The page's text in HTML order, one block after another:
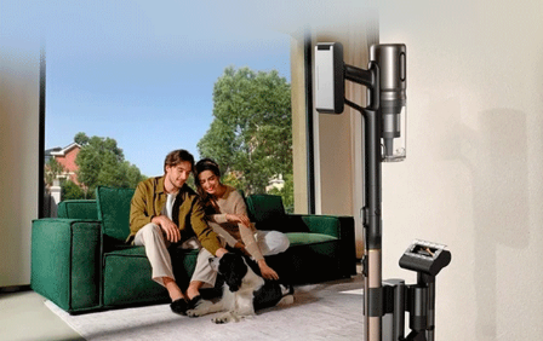
Обзор вертикального пылесоса Dreame Z40 AquaCycle
Pro: гибкий подход к уборке